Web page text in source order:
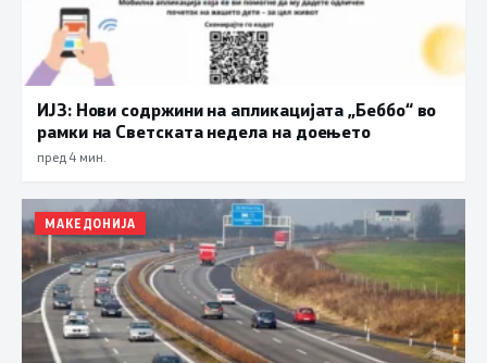
ИЈЗ: Нови содржини на апликацијата „Беббо“ во
рамки на Светската недела на доењето
пред 4 мин.
МАКЕДОНИЈА